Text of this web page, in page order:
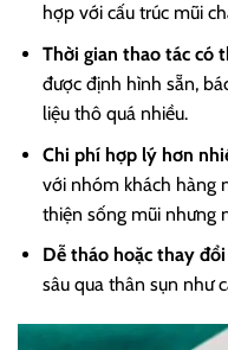
hợp với cấu trúc mũi
Thời gian thao tác có
được định hình sẵn,
liệu thô quá nhiều.
Chi phí hợp lý hơn
với nhóm khách hàng
thiện sống mũi nhưng
Dễ tháo hoặc thay đổi
sâu qua thân sụn như